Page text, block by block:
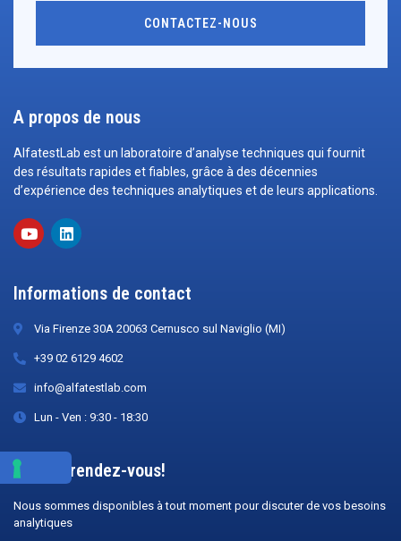
CONTACTEZ-NOUS
A propos de nous
AlfatestLab est un laboratoire d’analyse techniques qui fournit
des résultats rapides et fiables, grâce à des décennies
d’expérience des techniques analytiques et de leurs applications.
Informations de contact
Via Firenze 30A 20063 Cernusco sul Naviglio (MI)
+39 02 6129 4602
info@alfatestlab.com
Lun - Ven : 9:30 - 18:30
Prenez rendez-vous!
Nous sommes disponibles à tout moment pour discuter de vos besoins
analytiques